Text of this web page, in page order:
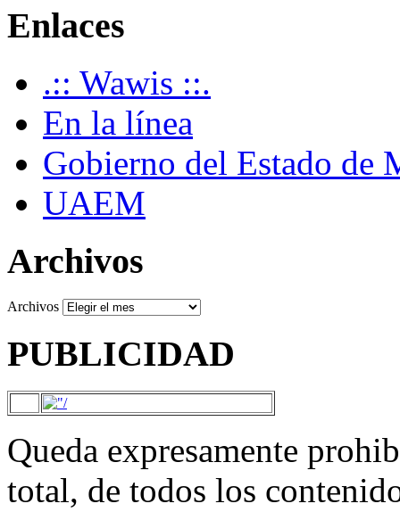
Enlaces
.:: Wawis ::.
En la línea
Gobierno del Estado de
UAEM
Archivos
Archivos
PUBLICIDAD
Queda expresamente
total, de todos los